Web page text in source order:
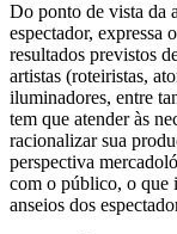
Do ponto de vista da
espectador, expressa
resultados previstos
artistas (roteiristas,
iluminadores, entre
tem que atender às
racionalizar sua
perspectiva
com o público, o que
anseios dos